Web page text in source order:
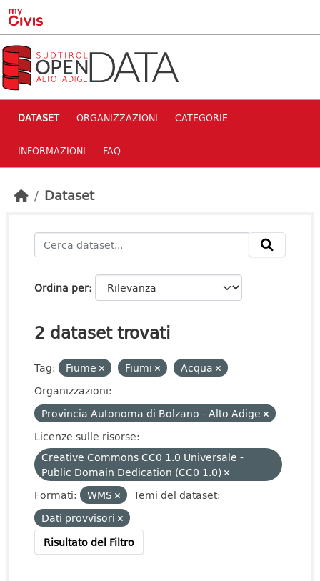
Skip to main content
DATASET ORGANIZZAZIONI CATEGORIE
INFORMAZIONI FAQ
Dataset
Ordina per
2 dataset trovati
Tag: Fiume Fiumi
Acqua
Organizzazioni:
Provincia Autonoma di Bolzano - Alto Adige
Licenze sulle risorse:
Creative Commons CC0 1.0 Universale -
Public Domain Dedication (CC0 1.0)
Formati:
WMS
Temi del dataset:
Dati provvisori
Risultato del Filtro